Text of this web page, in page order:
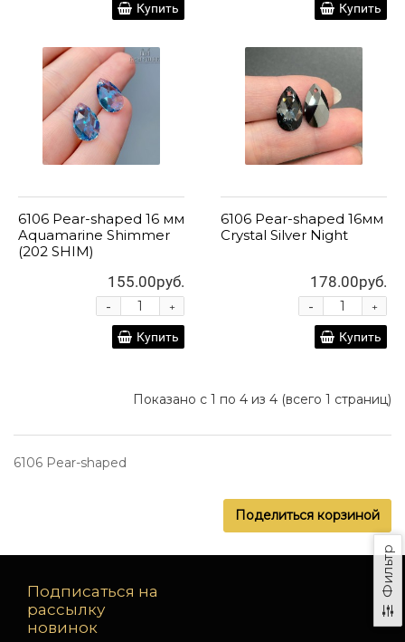
Фильтр
Купить Купить
6106 Pear-shaped 16 мм
Aquamarine Shimmer
(202 SHIM)
155.00руб.
+
-
Купить
6106 Pear-shaped 16мм
Crystal Silver Night
178.00руб.
+
-
Купить
Показано с 1 по 4 из 4 (всего 1 страниц)
6106 Pear-shaped
Поделиться корзиной
Подписаться на
рассылку
новинок